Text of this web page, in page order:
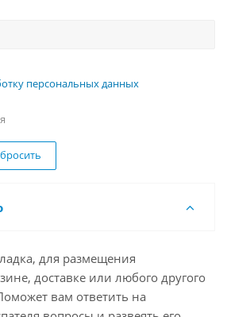
персональных данных
для размещения
доставке или любого другого
вам ответить на